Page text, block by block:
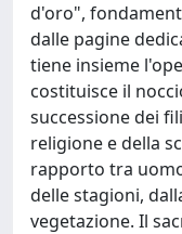
d'oro",
dalle pagine
tiene insieme
costituisce il
successione dei
religione e della
rapporto tra
delle stagioni,
vegetazione. Il